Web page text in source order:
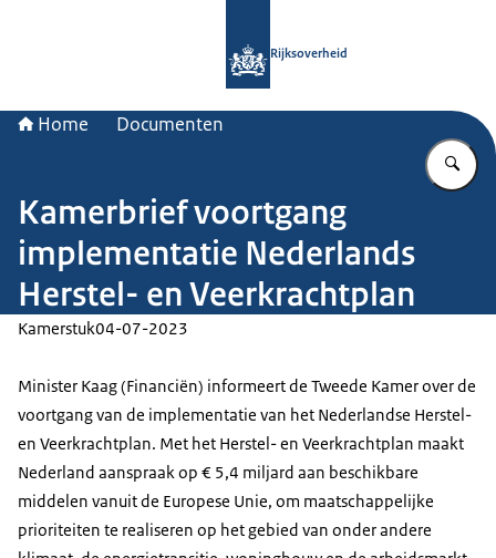
Rijksoverheid
Home Documenten
Kamerbrief voortgang
implementatie Nederlands
Herstel- en Veerkrachtplan
Kamerstuk04-07-2023
Minister Kaag (Financiën) informeert de Tweede Kamer over de
voortgang van de implementatie van het Nederlandse Herstel-
en Veerkrachtplan. Met het Herstel- en Veerkrachtplan maakt
Nederland aanspraak op € 5,4 miljard aan beschikbare
middelen vanuit de Europese Unie, om maatschappelijke
prioriteiten te realiseren op het gebied van onder andere